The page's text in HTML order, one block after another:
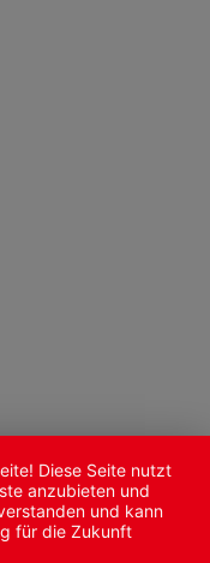
Diese Seite nutzt
anzubieten und
und kann
für die Zukunft